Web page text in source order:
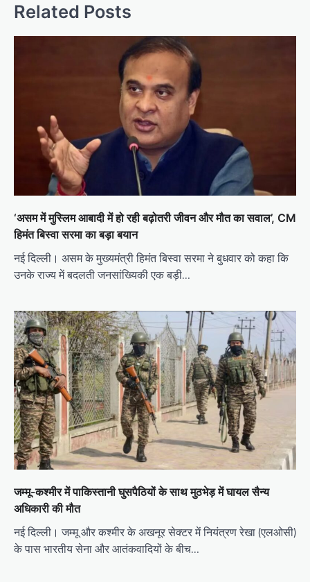
Related Posts
‘असम में मुस्लिम आबादी में हो रही बढ़ोतरी जीवन और मौत का सवाल’, CM
हिमंत बिस्वा सरमा का बड़ा बयान
नई दिल्ली। असम के मुख्यमंत्री हिमंत बिस्वा सरमा ने बुधवार को कहा कि
उनके राज्य में बदलती जनसांख्यिकी एक बड़ी…
जम्मू-कश्मीर में पाकिस्तानी घुसपैठियों के साथ मुठभेड़ में घायल सैन्य
अधिकारी की मौत
नई दिल्ली। जम्मू और कश्मीर के अखनूर सेक्टर में नियंत्रण रेखा (एलओसी)
के पास भारतीय सेना और आतंकवादियों के बीच…